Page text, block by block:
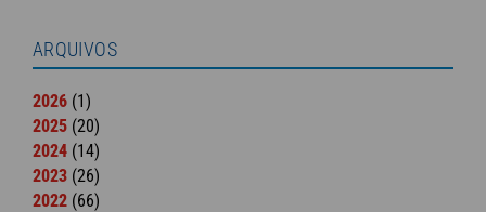
ARQUIVOS
2026 (1)
2025 (20)
2024 (14)
2023 (26)
2022 (66)